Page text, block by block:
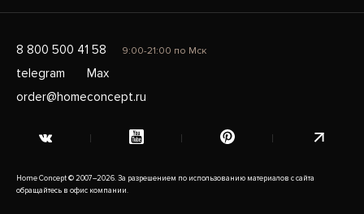
8 800 500 41 58 9:00-21:00 по Мск
telegram
Max
order@homeconcept.ru
Home Concept © 2007–2026. За разрешением по использованию материалов с сайта
обращайтесь в офис компании.